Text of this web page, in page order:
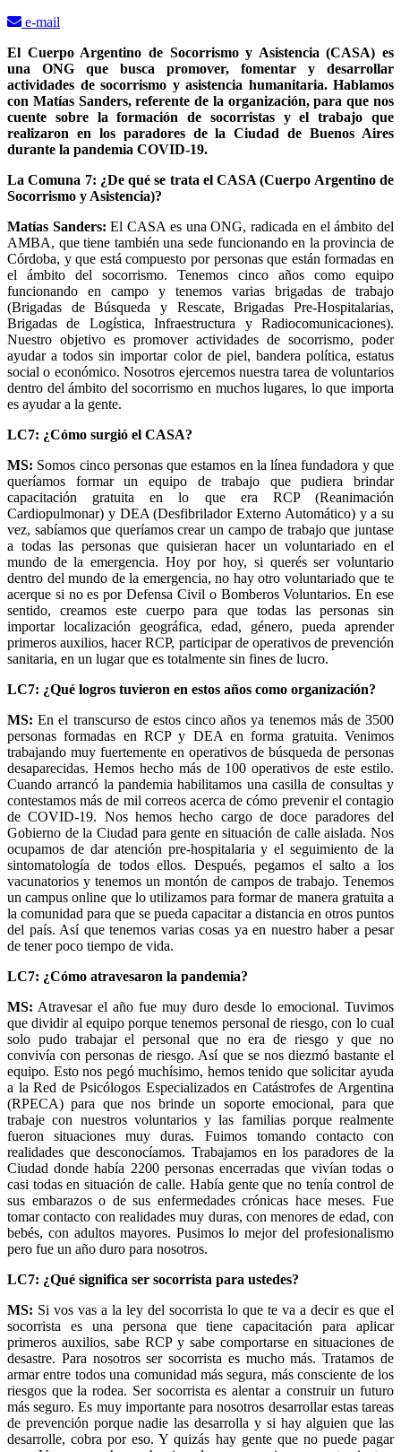
e-mail
El Cuerpo Argentino de Socorrismo y Asistencia (CASA) es
una ONG que busca promover, fomentar y desarrollar
actividades de socorrismo y asistencia humanitaria. Hablamos
con Matías Sanders, referente de la organización, para que nos
cuente sobre la formación de socorristas y el trabajo que
realizaron en los paradores de la Ciudad de Buenos Aires
durante la pandemia COVID-19.
La Comuna 7: ¿De qué se trata el CASA (Cuerpo Argentino de
Socorrismo y Asistencia)?
Matías Sanders: El CASA es una ONG, radicada en el ámbito del
AMBA, que tiene también una sede funcionando en la provincia de
Córdoba, y que está compuesto por personas que están formadas en
el ámbito del socorrismo. Tenemos cinco años como equipo
funcionando en campo y tenemos varias brigadas de trabajo
(Brigadas de Búsqueda y Rescate, Brigadas Pre-Hospitalarias,
Brigadas de Logística, Infraestructura y Radiocomunicaciones).
Nuestro objetivo es promover actividades de socorrismo, poder
ayudar a todos sin importar color de piel, bandera política, estatus
social o económico. Nosotros ejercemos nuestra tarea de voluntarios
dentro del ámbito del socorrismo en muchos lugares, lo que importa
es ayudar a la gente.
LC7: ¿Cómo surgió el CASA?
MS: Somos cinco personas que estamos en la línea fundadora y que
queríamos formar un equipo de trabajo que pudiera brindar
capacitación gratuita en lo que era RCP (Reanimación
Cardiopulmonar) y DEA (Desfibrilador Externo Automático) y a su
vez, sabíamos que queríamos crear un campo de trabajo que juntase
a todas las personas que quisieran hacer un voluntariado en el
mundo de la emergencia. Hoy por hoy, si querés ser voluntario
dentro del mundo de la emergencia, no hay otro voluntariado que te
acerque si no es por Defensa Civil o Bomberos Voluntarios. En ese
sentido, creamos este cuerpo para que todas las personas sin
importar localización geográfica, edad, género, pueda aprender
primeros auxilios, hacer RCP, participar de operativos de prevención
sanitaria, en un lugar que es totalmente sin fines de lucro.
LC7: ¿Qué logros tuvieron en estos años como organización?
MS: En el transcurso de estos cinco años ya tenemos más de 3500
personas formadas en RCP y DEA en forma gratuita. Venimos
trabajando muy fuertemente en operativos de búsqueda de personas
desaparecidas. Hemos hecho más de 100 operativos de este estilo.
Cuando arrancó la pandemia habilitamos una casilla de consultas y
contestamos más de mil correos acerca de cómo prevenir el contagio
de COVID-19. Nos hemos hecho cargo de doce paradores del
Gobierno de la Ciudad para gente en situación de calle aislada. Nos
ocupamos de dar atención pre-hospitalaria y el seguimiento de la
sintomatología de todos ellos. Después, pegamos el salto a los
vacunatorios y tenemos un montón de campos de trabajo. Tenemos
un campus online que lo utilizamos para formar de manera gratuita a
la comunidad para que se pueda capacitar a distancia en otros puntos
del país. Así que tenemos varias cosas ya en nuestro haber a pesar
de tener poco tiempo de vida.
LC7: ¿Cómo atravesaron la pandemia?
MS: Atravesar el año fue muy duro desde lo emocional. Tuvimos
que dividir al equipo porque tenemos personal de riesgo, con lo cual
solo pudo trabajar el personal que no era de riesgo y que no
convivía con personas de riesgo. Así que se nos diezmó bastante el
equipo. Esto nos pegó muchísimo, hemos tenido que solicitar ayuda
a la Red de Psicólogos Especializados en Catástrofes de Argentina
(RPECA) para que nos brinde un soporte emocional, para que
trabaje con nuestros voluntarios y las familias porque realmente
fueron situaciones muy duras. Fuimos tomando contacto con
realidades que desconocíamos. Trabajamos en los paradores de la
Ciudad donde había 2200 personas encerradas que vivían todas o
casi todas en situación de calle. Había gente que no tenía control de
sus embarazos o de sus enfermedades crónicas hace meses. Fue
tomar contacto con realidades muy duras, con menores de edad, con
bebés, con adultos mayores. Pusimos lo mejor del profesionalismo
pero fue un año duro para nosotros.
LC7: ¿Qué significa ser socorrista para ustedes?
MS: Si vos vas a la ley del socorrista lo que te va a decir es que el
socorrista es una persona que tiene capacitación para aplicar
primeros auxilios, sabe RCP y sabe comportarse en situaciones de
desastre. Para nosotros ser socorrista es mucho más. Tratamos de
armar entre todos una comunidad más segura, más consciente de los
riesgos que la rodea. Ser socorrista es alentar a construir un futuro
más seguro. Es muy importante para nosotros desarrollar estas tareas
de prevención porque nadie las desarrolla y si hay alguien que las
desarrolle, cobra por eso. Y quizás hay gente que no puede pagar